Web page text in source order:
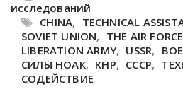
исследований
CHINA, TECHNICAL
SOVIET UNION, THE AIR
LIBERATION ARMY, USSR,
СИЛЫ НОАК, КНР, СССР,
СОДЕЙСТВИЕ